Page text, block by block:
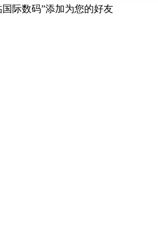
国际数码”添加为您的好友